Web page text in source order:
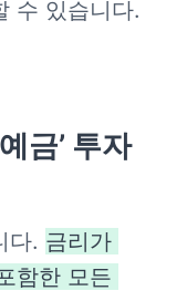
수 있습니다.
금’ 투자
다. 금리가
함한 모든